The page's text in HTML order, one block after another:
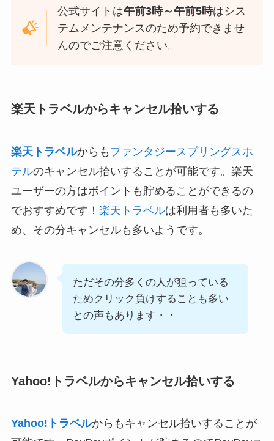
公式サイトは午前3時～午前5時はシス
テムメンテナンスのため予約できませ
んのでご注意ください。
楽天トラベルからキャンセル拾いする
楽天トラベルからも ファンタジースプリングスホ
テルのキャンセル拾いすることが可能です。楽天
ユーザーの方はポイントも貯めることができるの
でおすすめです！ 楽天トラベルは利用者も多いた
め、その分キャンセルも多いようです。
ただその分多くの人が狙っている
ためクリック負けすることも多い
との声もあります・・
Yahoo!トラベルからキャンセル拾いする
Yahoo!トラベルからもキャンセル拾いすることが